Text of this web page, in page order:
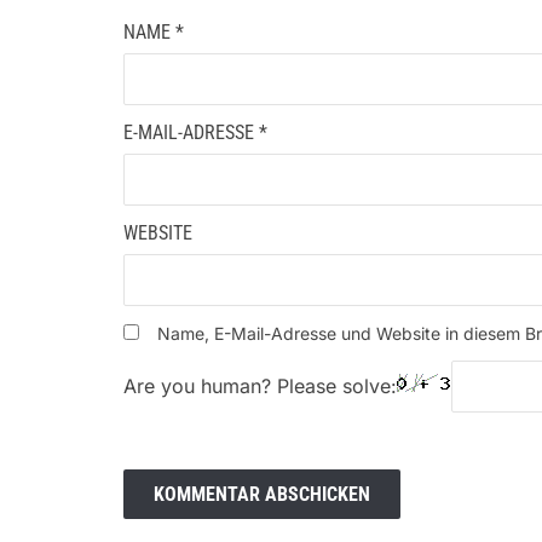
NAME *
E-MAIL-ADRESSE *
WEBSITE
Name, E-Mail-Adresse und Website in diesem
Are you human? Please solve: